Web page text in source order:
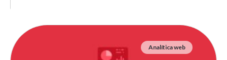
Analítica web
mejorar la
funcionalidad y